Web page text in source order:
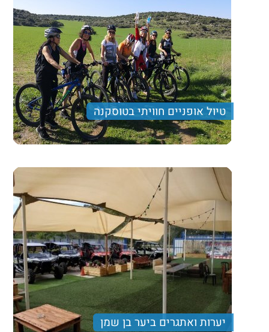
טיול אופניים חוויתי בטוסקנה
טיול אופניים בשפלת יהודה, טעימות בירה, נופים וטעמים
יערות ואתגרים ביער בן שמן